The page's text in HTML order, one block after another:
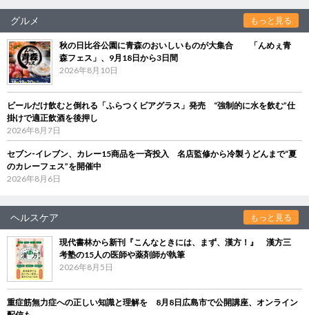
グルメ もっと見る
秋の日比谷公園に青森のおいしいものが大集合 「んめぇ青
森フェス」、9月18日から3日間
2026年8月10日
ビールだけ飲むと倒れる「ふらつくビアグラス」発売 “強制的に水を飲む”仕
掛けで適正飲酒を後押し
2026年8月7日
セブン‐イレブン、カレー15商品を一斉投入 名店監修から冷製うどんまで“夏
のカレーフェス”を開催中
2026年8月6日
ヘルスケア もっと見る
現代書林から新刊『こんなときには、まず、漢方！』 漢方三
考塾の15人の医師や薬剤師が執筆
2026年8月5日
重症筋無力症への正しい知識と理解を 8月8日広島市で公開講座、オンライン